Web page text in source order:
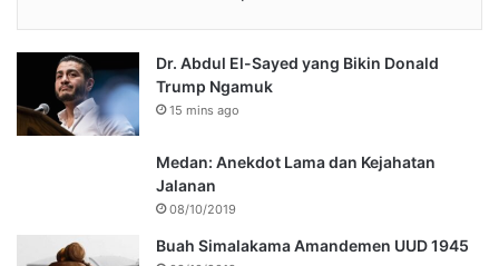
Dr. Abdul El-Sayed yang Bikin Donald
Trump Ngamuk
15 mins ago
Medan: Anekdot Lama dan Kejahatan
Jalanan
08/10/2019
Buah Simalakama Amandemen UUD 1945